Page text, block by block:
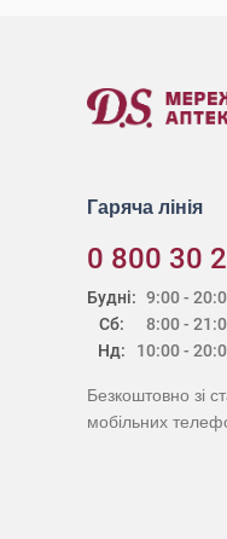
Гаряча лінія
0 800 30
Будні:
Сб:
Нд:
9:00 -
8:00 -
10:00 -
Безкоштовно зі
мобільних